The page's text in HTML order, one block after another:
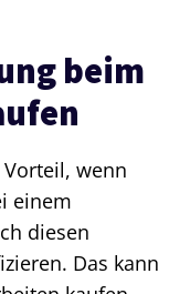
beim
wenn
einem
diesen
Das kann